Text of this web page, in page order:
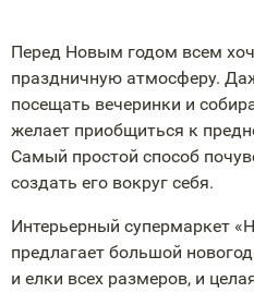
Перед Новым годом всем
праздничную атмосферу.
посещать вечеринки и
желает приобщиться к
Самый простой способ
создать его вокруг себя.
Интерьерный супермаркет
предлагает большой
и елки всех размеров, и